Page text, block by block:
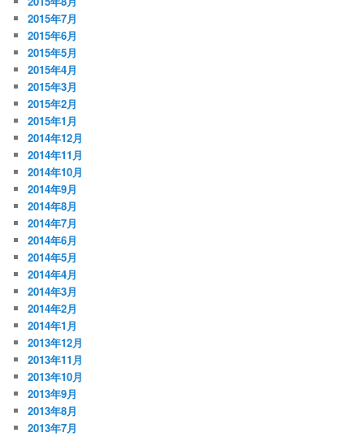
2015年7月
2015年6月
2015年5月
2015年4月
2015年3月
2015年2月
2015年1月
2014年12月
2014年11月
2014年10月
2014年9月
2014年8月
2014年7月
2014年6月
2014年5月
2014年4月
2014年3月
2014年2月
2014年1月
2013年12月
2013年11月
2013年10月
2013年9月
2013年8月
2013年7月